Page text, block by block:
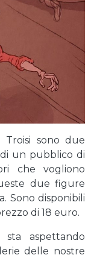
Troisi sono due
un pubblico di
che vogliono
due figure
Sono disponibili
di 18 euro.
sta aspettando
delle nostre